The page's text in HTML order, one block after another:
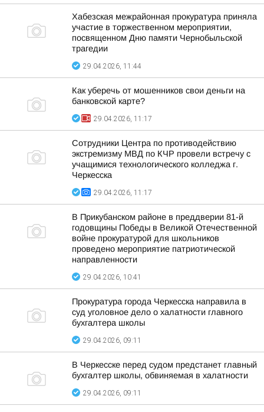
Хабезская межрайонная прокуратура приняла
участие в торжественном мероприятии,
посвященном Дню памяти Чернобыльской
трагедии
29.04.2026, 11:44
Как уберечь от мошенников свои деньги на
банковской карте?
29.04.2026, 11:17
Сотрудники Центра по противодействию
экстремизму МВД по КЧР провели встречу с
учащимися технологического колледжа г.
Черкесска
29.04.2026, 11:17
В Прикубанском районе в преддверии 81-й
годовщины Победы в Великой Отечественной
войне прокуратурой для школьников
проведено мероприятие патриотической
направленности
29.04.2026, 10:41
Прокуратура города Черкесска направила в
суд уголовное дело о халатности главного
бухгалтера школы
29.04.2026, 09:11
В Черкесске перед судом предстанет главный
бухгалтер школы, обвиняемая в халатности
29.04.2026, 09:11